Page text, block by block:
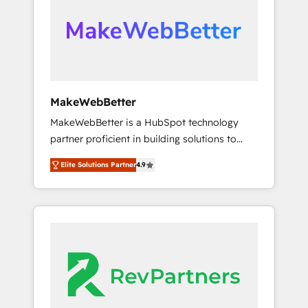
automation, we turn complexity into clarity,
human at global scale. 🏆 HubSpot’s CEO
MakeWebBetter
MakeWebBetter is a HubSpot technology
partner proficient in building solutions to
maximize the operational efficiency of
HubSpot. The fastest-growing tech-enabler &
facilitator, MakeWebBetter, hands you the
blend of HubSpot expertise & eminent
HubSpot Elite Partners with 10+ years of
HubSpot experience 🤝HubSpot Premier
Integration partner 🤝Google Premier Partner
Elite Solutions Partner4.9